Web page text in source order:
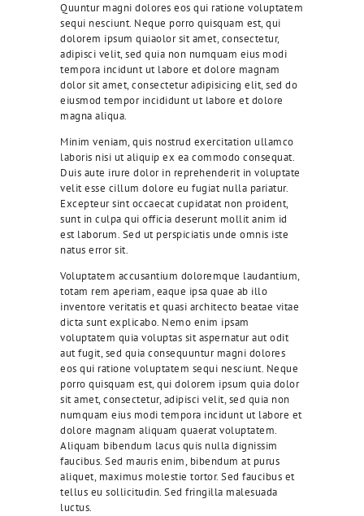
Quuntur magni dolores eos qui ratione voluptatem
sequi nesciunt. Neque porro quisquam est, qui
dolorem ipsum quiaolor sit amet, consectetur,
adipisci velit, sed quia non numquam eius modi
tempora incidunt ut labore et dolore magnam
dolor sit amet, consectetur adipisicing elit, sed do
eiusmod tempor incididunt ut labore et dolore
magna aliqua.
Minim veniam, quis nostrud exercitation ullamco
laboris nisi ut aliquip ex ea commodo consequat.
Duis aute irure dolor in reprehenderit in voluptate
velit esse cillum dolore eu fugiat nulla pariatur.
Excepteur sint occaecat cupidatat non proident,
sunt in culpa qui officia deserunt mollit anim id
est laborum. Sed ut perspiciatis unde omnis iste
natus error sit.
Voluptatem accusantium doloremque laudantium,
totam rem aperiam, eaque ipsa quae ab illo
inventore veritatis et quasi architecto beatae vitae
dicta sunt explicabo. Nemo enim ipsam
voluptatem quia voluptas sit aspernatur aut odit
aut fugit, sed quia consequuntur magni dolores
eos qui ratione voluptatem sequi nesciunt. Neque
porro quisquam est, qui dolorem ipsum quia dolor
sit amet, consectetur, adipisci velit, sed quia non
numquam eius modi tempora incidunt ut labore et
dolore magnam aliquam quaerat voluptatem.
Aliquam bibendum lacus quis nulla dignissim
faucibus. Sed mauris enim, bibendum at purus
aliquet, maximus molestie tortor. Sed faucibus et
tellus eu sollicitudin. Sed fringilla malesuada
luctus.